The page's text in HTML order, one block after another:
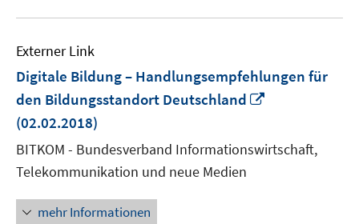
Externer Link
Digitale Bildung – Handlungsempfehlungen für
den Bildungsstandort Deutschland
öffnen
(02.02.2018)
BITKOM - Bundesverband Informationswirtschaft,
Telekommunikation und neue Medien
mehr Informationen